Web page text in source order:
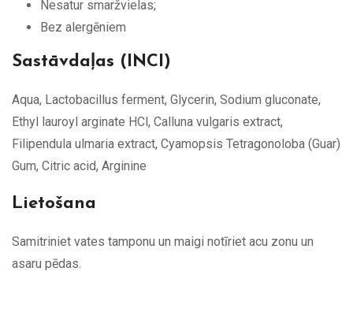
Nesatur smaržvielas;
Bez alergēniem
Sastāvdaļas (INCI)
Aqua, Lactobacillus ferment, Glycerin, Sodium gluconate,
Ethyl lauroyl arginate HCl, Calluna vulgaris extract,
Filipendula ulmaria extract, Cyamopsis Tetragonoloba (Guar)
Gum, Citric acid, Arginine
Lietošana
Samitriniet vates tamponu un maigi notīriet acu zonu un
asaru pēdas.